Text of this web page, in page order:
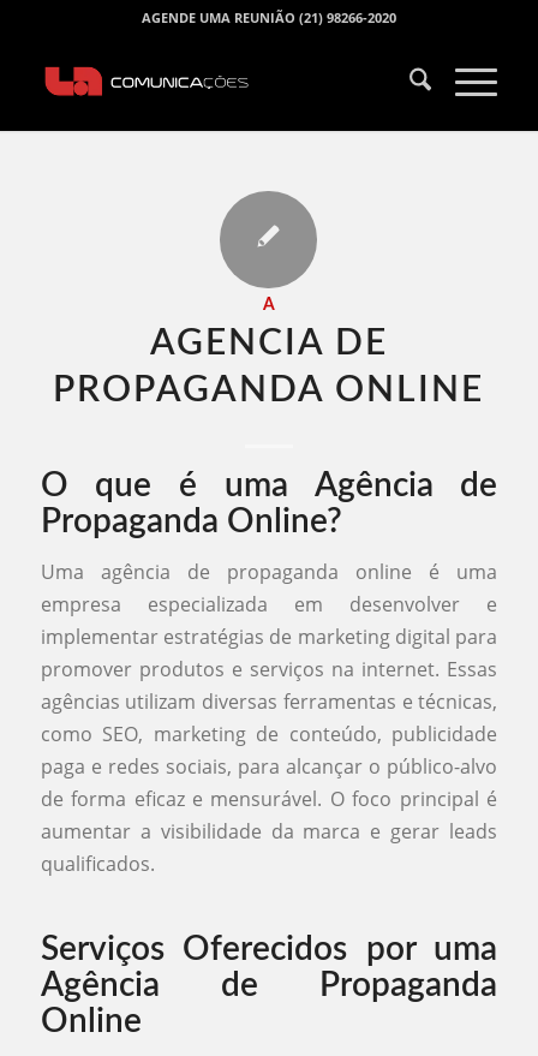
AGENDE UMA REUNIÃO (21) 98266-2020
A
AGENCIA DE
PROPAGANDA ONLINE​
O que é uma Agência de
Propaganda Online?
Uma agência de propaganda online é uma
empresa especializada em desenvolver e
implementar estratégias de marketing digital para
promover produtos e serviços na internet. Essas
agências utilizam diversas ferramentas e técnicas,
como SEO, marketing de conteúdo, publicidade
paga e redes sociais, para alcançar o público-alvo
de forma eficaz e mensurável. O foco principal é
aumentar a visibilidade da marca e gerar leads
qualificados.
Serviços Oferecidos por uma
Agência de Propaganda
Online